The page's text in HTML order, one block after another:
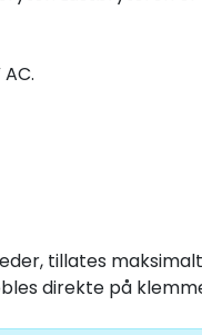
tillates
direkte på